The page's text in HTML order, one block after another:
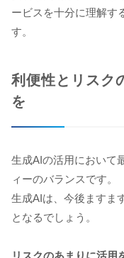
ービスを十分に理解す
す。
利便性とリスク
を
生成AIの活用において
ィーのバランスです。
生成AIは、今後ますま
となるでしょう。
リスクのあまりに活用